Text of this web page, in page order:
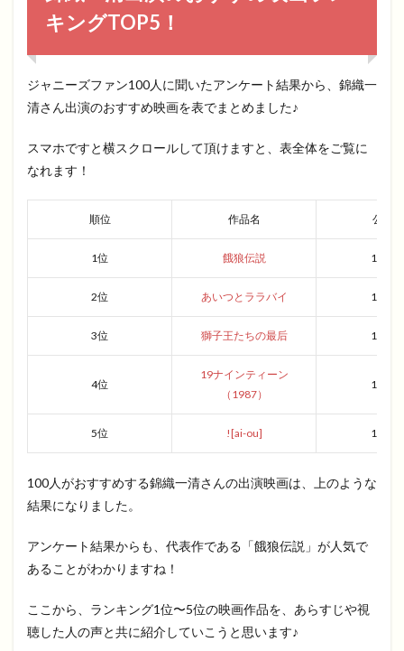
キングTOP5！
ジャニーズファン100人に聞いたアンケート結果から、錦織一
清さん出演のおすすめ映画を表でまとめました♪
スマホですと横スクロールして頂けますと、表全体をご覧に
なれます！
順位 作品名 公開年
1位 餓狼伝説 1994
2位 あいつとララバイ 1983
3位 獅子王たちの最后 1993
4位
19ナインティーン
（1987）
1987
5位 ![ai-ou] 1991
100人がおすすめする錦織一清さんの出演映画は、上のような
結果になりました。
アンケート結果からも、代表作である「餓狼伝説」が人気で
あることがわかりますね！
ここから、ランキング1位〜5位の映画作品を、あらすじや視
聴した人の声と共に紹介していこうと思います♪